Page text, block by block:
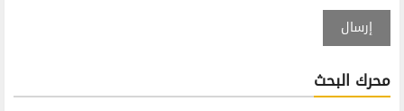
إرسال
محرك البحث